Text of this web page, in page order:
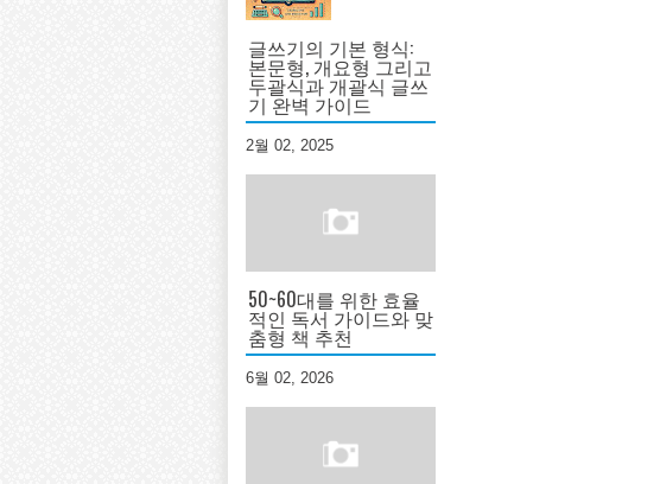
글쓰기의 기본 형식:
본문형, 개요형 그리고
두괄식과 개괄식 글쓰
기 완벽 가이드
2월 02, 2025
50~60대를 위한 효율
적인 독서 가이드와 맞
춤형 책 추천
6월 02, 2026